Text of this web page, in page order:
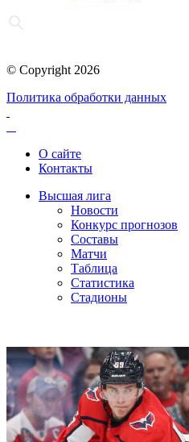
© Copyright 2026
Политика обработки данных
О сайте
Контакты
Высшая лига
Новости
Конкурс прогнозов
Составы
Матчи
Таблица
Статистика
Стадионы